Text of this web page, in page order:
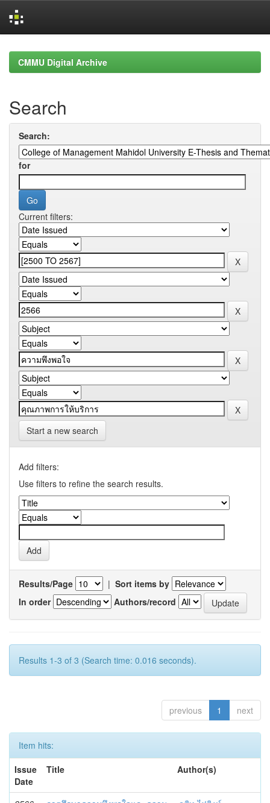
navigationCMMU Digital Archive
Search
Search:
for
Current filters:
Start a new search
Add filters:
Use filters to refine the search results.
Results/Page | Sort items by
In order
Authors/record
Results 1-3 of 3 (Search time: 0.016 seconds).
previous 1 next
Item hits:
Issue
Date
Title Author(s)